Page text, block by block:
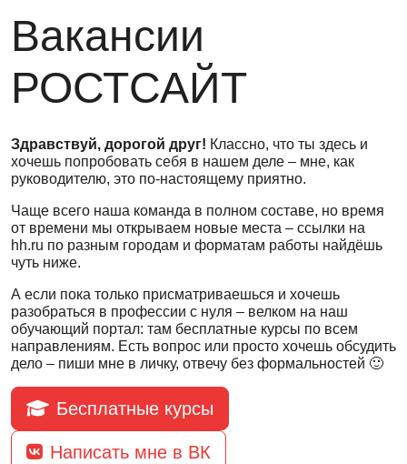
Вакансии
РОСТСАЙТ
Здравствуй, дорогой друг! Классно, что ты здесь и
хочешь попробовать себя в нашем деле – мне, как
руководителю, это по-настоящему приятно.
Чаще всего наша команда в полном составе, но время
от времени мы открываем новые места – ссылки на
hh.ru по разным городам и форматам работы найдёшь
чуть ниже.
А если пока только присматриваешься и хочешь
разобраться в профессии с нуля – велком на наш
обучающий портал: там бесплатные курсы по всем
направлениям. Есть вопрос или просто хочешь обсудить
дело – пиши мне в личку, отвечу без формальностей 🙂
Бесплатные курсы
Написать мне в ВК